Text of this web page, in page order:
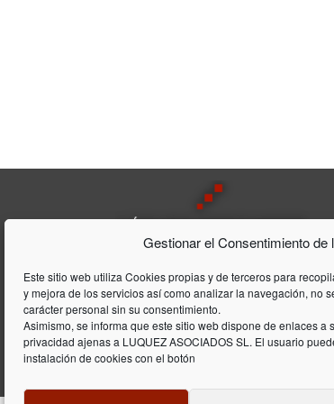
Gestionar el Consentimiento de
Este sitio web utiliza Cookies propias y de terceros para
y mejora de los servicios así como analizar la navegación, no
carácter personal sin su consentimiento.
Asimismo, se informa que este sitio web dispone de enlaces a
privacidad ajenas a LUQUEZ ASOCIADOS SL. El usuario
instalación de cookies con el botón
Lúquez & ASSOCIATS, SL es una
Consultoría Laboral, que acumula
una trayectória de 20 años en el
ámbito laboral y de gestión de
empresas